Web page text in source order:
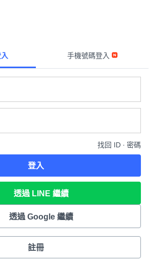
手機號碼登入
找回 ID ∙ 密碼
登入
透過 LINE 繼續
透過 Google 繼續
註冊